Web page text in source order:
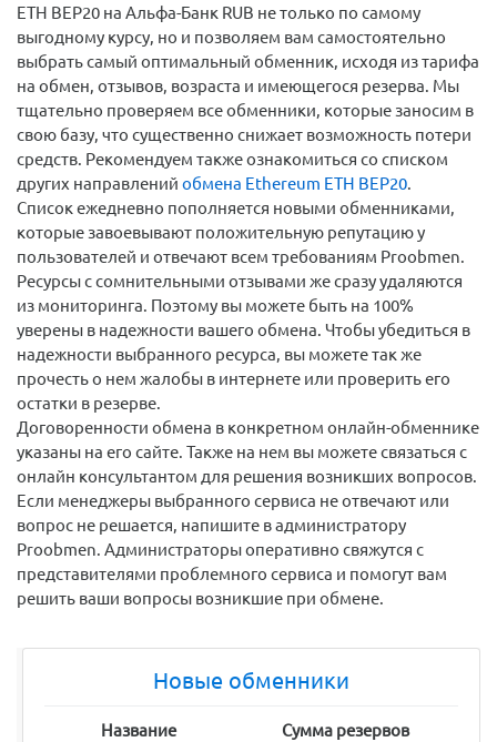
ETH BEP20 на Альфа-Банк RUB не только по самому
выгодному курсу, но и позволяем вам самостоятельно
выбрать самый оптимальный обменник, исходя из тарифа
на обмен, отзывов, возраста и имеющегося резерва. Мы
тщательно проверяем все обменники, которые заносим в
свою базу, что существенно снижает возможность потери
средств. Рекомендуем также ознакомиться со списком
других направлений обмена Ethereum ETH BEP20.
Список ежедневно пополняется новыми обменниками,
которые завоевывают положительную репутацию у
пользователей и отвечают всем требованиям Proobmen.
Ресурсы с сомнительными отзывами же сразу удаляются
из мониторинга. Поэтому вы можете быть на 100%
уверены в надежности вашего обмена. Чтобы убедиться в
надежности выбранного ресурса, вы можете так же
прочесть о нем жалобы в интернете или проверить его
остатки в резерве.
Договоренности обмена в конкретном онлайн-обменнике
указаны на его сайте. Также на нем вы можете связаться с
онлайн консультантом для решения возникших вопросов.
Если менеджеры выбранного сервиса не отвечают или
вопрос не решается, напишите в администратору
Proobmen. Администраторы оперативно свяжутся с
представителями проблемного сервиса и помогут вам
решить ваши вопросы возникшие при обмене.
Новые обменники
Название Сумма резервов